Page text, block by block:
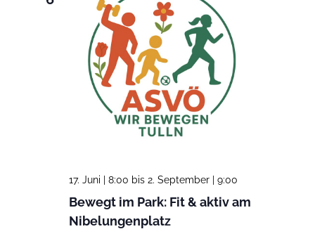
Bewegt im Park: Fit & aktiv am
Nibelungenplatz
17. Juni | 8:00 bis 2. September | 9:00